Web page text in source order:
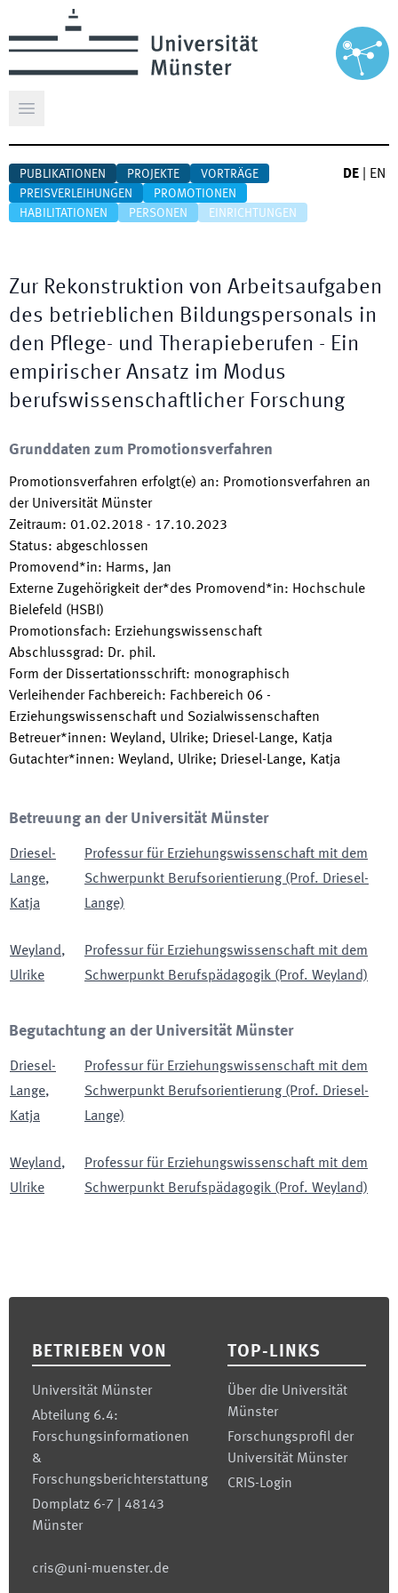
Hauptmenü öffnen
PUBLIKATIONEN PROJEKTE
VORTRÄGE
PREISVERLEIHUNGEN
PROMOTIONEN
HABILITATIONEN
PERSONEN EINRICHTUNGEN
DE EN
Zur Rekonstruktion von Arbeitsaufgaben
des betrieblichen Bildungspersonals in
den Pflege- und Therapieberufen - Ein
empirischer Ansatz im Modus
berufswissenschaftlicher Forschung
Grunddaten zum Promotionsverfahren
Promotionsverfahren erfolgt(e) an: Promotionsverfahren an
der Universität Münster
Zeitraum: 01.02.2018 - 17.10.2023
Status: abgeschlossen
Promovend*in: Harms, Jan
Externe Zugehörigkeit der*des Promovend*in: Hochschule
Bielefeld (HSBI)
Promotionsfach: Erziehungswissenschaft
Abschlussgrad: Dr. phil.
Form der Dissertationsschrift: monographisch
Verleihender Fachbereich: Fachbereich 06 -
Erziehungswissenschaft und Sozialwissenschaften
Betreuer*innen: Weyland, Ulrike; Driesel-Lange, Katja
Gutachter*innen: Weyland, Ulrike; Driesel-Lange, Katja
Betreuung an der Universität Münster
Driesel-
Lange,
Katja
Professur für Erziehungswissenschaft mit dem
Schwerpunkt Berufsorientierung (Prof. Driesel-
Lange)
Weyland,
Ulrike
Professur für Erziehungswissenschaft mit dem
Schwerpunkt Berufspädagogik (Prof. Weyland)
Begutachtung an der Universität Münster
Driesel-
Lange,
Katja
Professur für Erziehungswissenschaft mit dem
Schwerpunkt Berufsorientierung (Prof. Driesel-
Lange)
Weyland,
Ulrike
Professur für Erziehungswissenschaft mit dem
Schwerpunkt Berufspädagogik (Prof. Weyland)
BETRIEBEN VON
Universität Münster
Abteilung 6.4:
Forschungsinformationen
&
Forschungsberichterstattung
Domplatz 6-7 | 48143
Münster
cris@uni-muenster.de
TOP-LINKS
Über die Universität
Münster
Forschungsprofil der
Universität Münster
CRIS-Login